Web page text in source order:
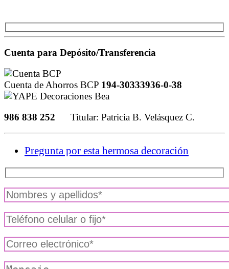
Cuenta para Depósito/Transferencia
Cuenta de Ahorros BCP 194-30333936-0-38
986 838 252 Titular: Patricia B. Velásquez C.
Pregunta por esta hermosa decoración